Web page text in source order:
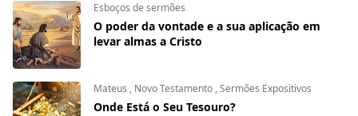
Esboços de sermões
O poder da vontade e a sua aplicação em
levar almas a Cristo
Mateus , Novo Testamento ,Sermões Expositivos
Onde Está o Seu Tesouro?